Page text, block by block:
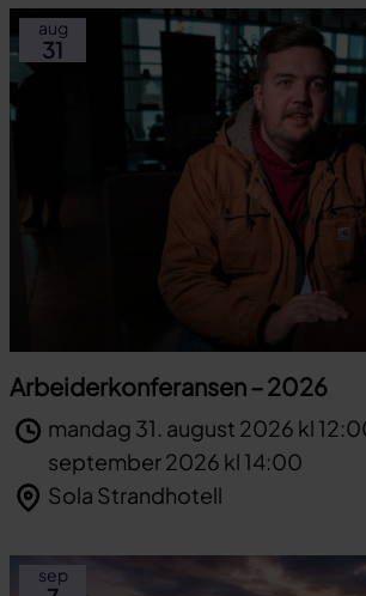
aug
31
Arbeiderkonferansen – 2026
mandag 31. august 2026 kl
september 2026 kl 14:00
Sola Strandhotell
sep